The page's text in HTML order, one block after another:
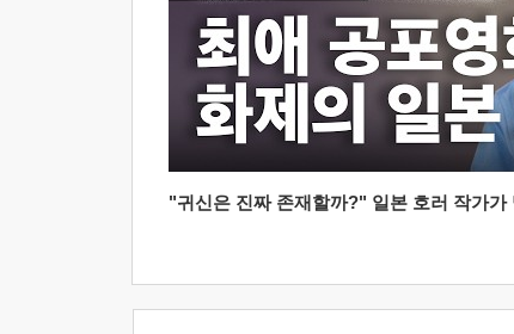
"귀신은 진짜 존재할까?" 일본 호러 작가